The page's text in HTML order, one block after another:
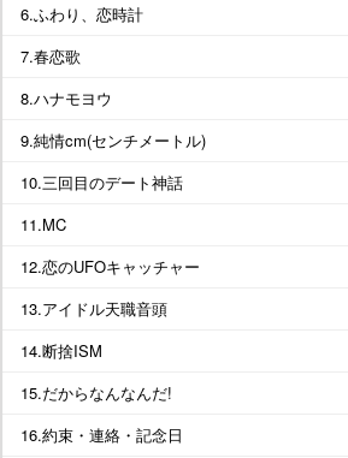
6.ふわり、恋時計
7.春恋歌
8.ハナモヨウ
9.純情cm(センチメートル)
10.三回目のデート神話
11.MC
12.恋のUFOキャッチャー
13.アイドル天職音頭
14.断捨ISM
15.だからなんなんだ!
16.約束・連絡・記念日